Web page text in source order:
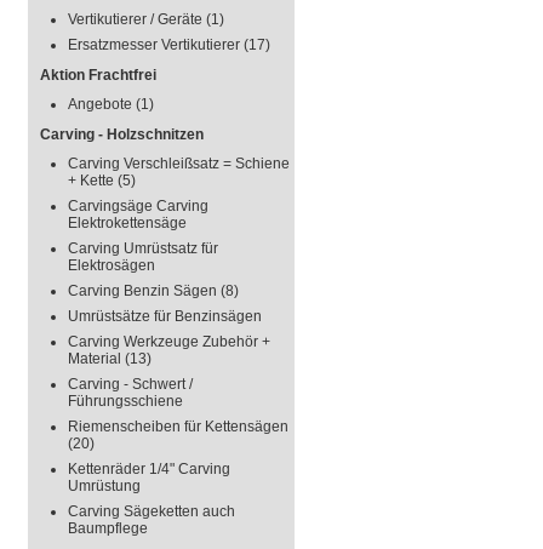
Vertikutierer / Geräte (1)
Ersatzmesser Vertikutierer (17)
Aktion Frachtfrei
Angebote (1)
Carving - Holzschnitzen
Carving Verschleißsatz = Schiene
+ Kette (5)
Carvingsäge Carving
Elektrokettensäge
Carving Umrüstsatz für
Elektrosägen
Carving Benzin Sägen (8)
Umrüstsätze für Benzinsägen
Carving Werkzeuge Zubehör +
Material (13)
Carving - Schwert /
Führungsschiene
Riemenscheiben für Kettensägen
(20)
Kettenräder 1/4" Carving
Umrüstung
Carving Sägeketten auch
Baumpflege